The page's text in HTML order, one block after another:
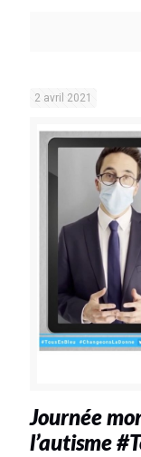
2 avril 2021
Journée
l’autisme